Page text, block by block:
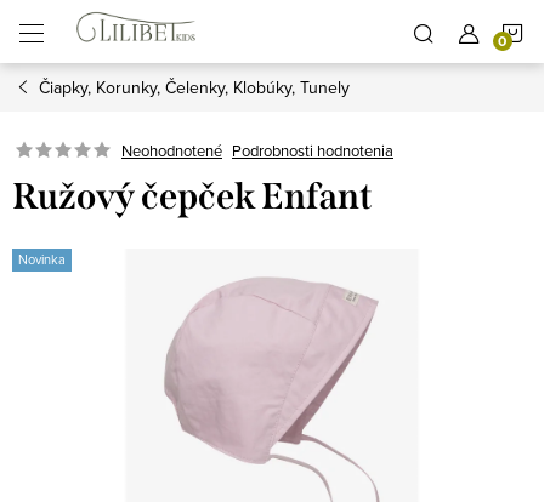
obsah
Čiapky, Korunky, Čelenky, Klobúky, Tunely
Neohodnotené Podrobnosti hodnotenia
Ružový čepček Enfant
Novinka